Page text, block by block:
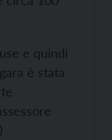
e quindi
è stata